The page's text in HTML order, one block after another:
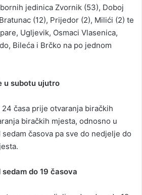
jedinica Zvornik (53), Doboj
(12), Prijedor (2), Milići (2) te
Ugljevik, Osmaci Vlasenica,
Bileća i Brčko na po jednom
u subotu ujutro
časa prije otvaranja biračkih
biračkih mjesta, odnosno u
časova pa sve do nedjelje do
do 19 časova